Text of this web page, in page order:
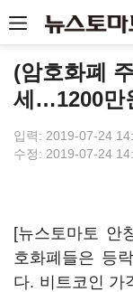
(암호화폐
세…1200만
입력: 2019-07-24
수정: 2019-07-24
[뉴스토마토 안
호화폐들은 등
다. 비트코인 가